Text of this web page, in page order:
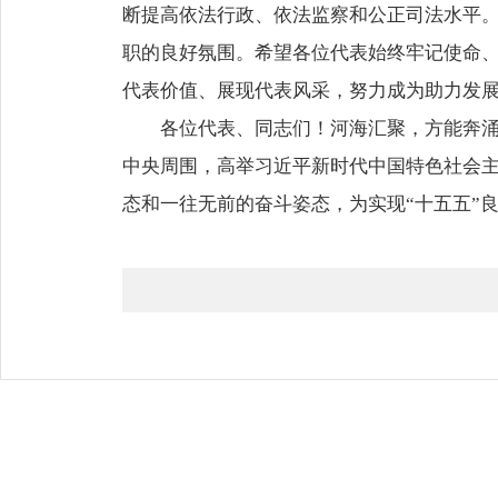
断提高依法行政、依法监察和公正司法水平
职的良好氛围。希望各位代表始终牢记使命
代表价值、展现代表风采，努力成为助力发
各位代表、同志们！河海汇聚，方能奔
中央周围，高举习近平新时代中国特色社会
态和一往无前的奋斗姿态，为实现“十五五”